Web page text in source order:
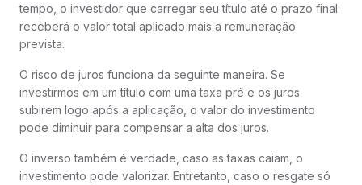
tempo, o investidor que carregar seu título até o prazo final
receberá o valor total aplicado mais a remuneração
prevista.
O risco de juros funciona da seguinte maneira. Se
investirmos em um título com uma taxa pré e os juros
subirem logo após a aplicação, o valor do investimento
pode diminuir para compensar a alta dos juros.
O inverso também é verdade, caso as taxas caiam, o
investimento pode valorizar. Entretanto, caso o resgate só